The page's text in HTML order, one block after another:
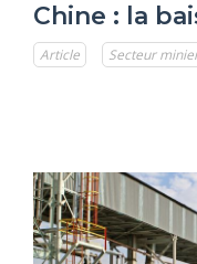
Chine : la
Article Secteur